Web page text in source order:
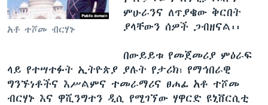
አቶ ተሾመ ብርሃኑ
ምሁራንና ለጥያቄው ቅርበት
ያላቸውን ሰዎች ጋብዘናል፡፡
በውይይቱ የመጀመሪያ ምዕራፍ
ላይ የተሣተፉት ኢትዮጵያ ያሉት የታሪክ፣ የማኅበራዊ
ግንኙነቶችና እሥልምና ተመራማሪና ፀሐፊ አቶ ተሾመ
ብርሃኑ እና ዋሺንግተን ዲሲ የሚገኘው ሃዋርድ ዩኒቨርሲቲ